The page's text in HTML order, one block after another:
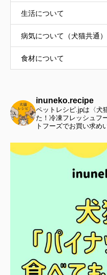
生活について
病気について（犬猫共通）
食材について
inuneko.recipe
ペットレシピ.jpは〈犬
た！冷凍フレッシュフ
トフーズでお買い求め